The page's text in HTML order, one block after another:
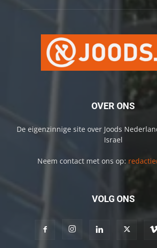
OVER ONS
De eigenzinnige site over Joods
Israel
Neem contact met ons op:
VOLG ONS